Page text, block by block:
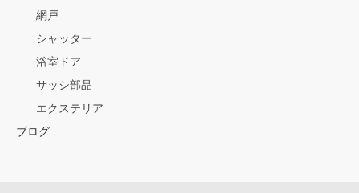
網戸
シャッター
浴室ドア
サッシ部品
エクステリア
ブログ